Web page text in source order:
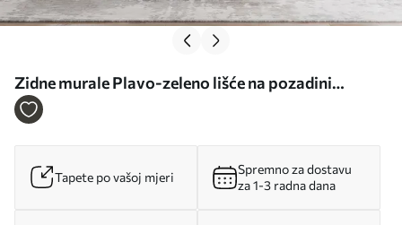
Zidne murale Plavo-zeleno lišće na pozadini
akvarela br. u96406
Tapete po vašoj mjeri
Spremno za dostavu
za 1-3 radna dana